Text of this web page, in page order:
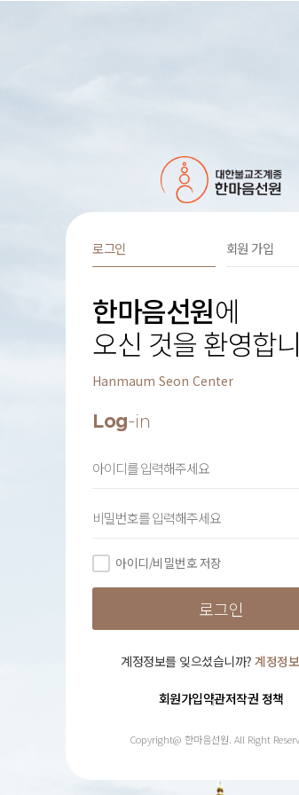
로그인 회원 가입
한마음선원에
오신 것을 환영합
Hanmaum Seon Center
Log-in
아이디/비밀번호 저장
계정정보를 잊으셨습니까? 계정정
회원가입약관저작권 정책
Copyright@ 한마음선원. All Right